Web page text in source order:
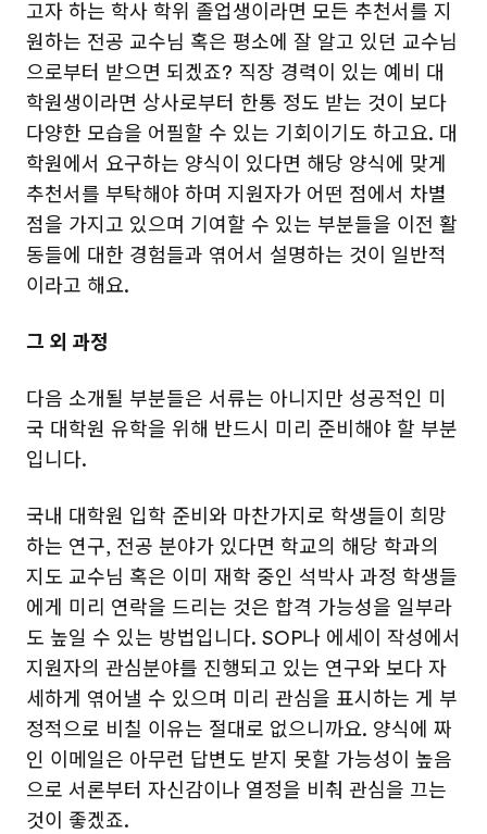
고자 하는 학사 학위 졸업생이라면 모든 추천서를 지
원하는 전공 교수님 혹은 평소에 잘 알고 있던 교수님
으로부터 받으면 되겠죠? 직장 경력이 있는 예비 대
학원생이라면 상사로부터 한통 정도 받는 것이 보다
다양한 모습을 어필할 수 있는 기회이기도 하고요. 대
학원에서 요구하는 양식이 있다면 해당 양식에 맞게
추천서를 부탁해야 하며 지원자가 어떤 점에서 차별
점을 가지고 있으며 기여할 수 있는 부분들을 이전 활
동들에 대한 경험들과 엮어서 설명하는 것이 일반적
이라고 해요.
그 외 과정
다음 소개될 부분들은 서류는 아니지만 성공적인 미
국 대학원 유학을 위해 반드시 미리 준비해야 할 부분
입니다.
국내 대학원 입학 준비와 마찬가지로 학생들이 희망
하는 연구, 전공 분야가 있다면 학교의 해당 학과의
지도 교수님 혹은 이미 재학 중인 석박사 과정 학생들
에게 미리 연락을 드리는 것은 합격 가능성을 일부라
도 높일 수 있는 방법입니다. SOP나 에세이 작성에서
지원자의 관심분야를 진행되고 있는 연구와 보다 자
세하게 엮어낼 수 있으며 미리 관심을 표시하는 게 부
정적으로 비칠 이유는 절대로 없으니까요. 양식에 짜
인 이메일은 아무런 답변도 받지 못할 가능성이 높음
으로 서론부터 자신감이나 열정을 비춰 관심을 끄는
것이 좋겠죠.